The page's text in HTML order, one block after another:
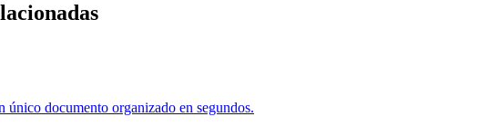
documento organizado en segundos.